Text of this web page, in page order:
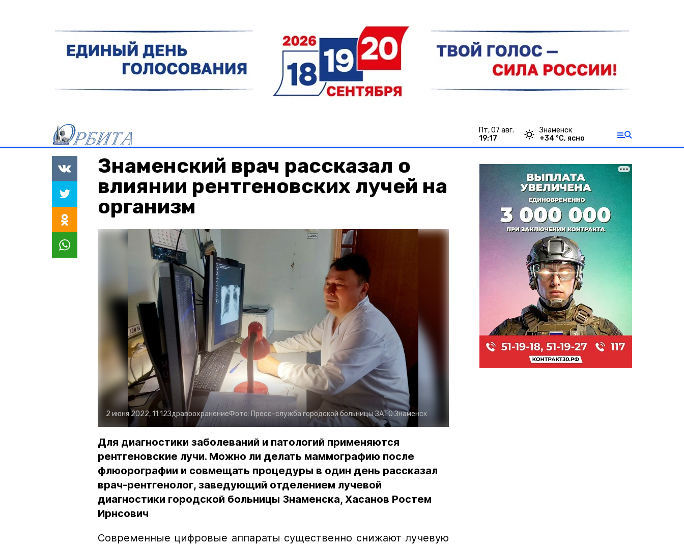
пт, 07 авг.
19:17
Знаменск
+34 °С, ясно
Знаменский врач рассказал о
влиянии рентгеновских лучей на
организм
2 июня 2022, 11:12ЗдравоохранениеФото: Пресс-служба городской больницы ЗАТО Знаменск
Для диагностики заболеваний и патологий применяются
рентгеновские лучи. Можно ли делать маммографию после
флюорографии и совмещать процедуры в один день рассказал
врач-рентгенолог, заведующий отделением лучевой
диагностики городской больницы Знаменска, Хасанов Ростем
Ирнсович
Современные цифровые аппараты существенно снижают лучевую